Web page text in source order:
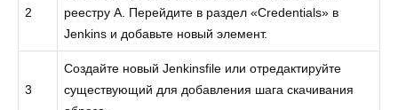
2
реестру A. Перейдите в раздел «Credentials» в
Jenkins и добавьте новый элемент.
3
Создайте новый Jenkinsfile или отредактируйте
существующий для добавления шага скачивания